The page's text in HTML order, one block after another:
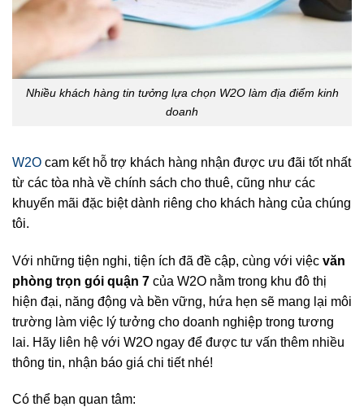
Nhiều khách hàng tin tưởng lựa chọn W2O làm địa điểm kinh
doanh
W2O cam kết hỗ trợ khách hàng nhận được ưu đãi tốt nhất
từ các tòa nhà về chính sách cho thuê, cũng như các
khuyến mãi đặc biệt dành riêng cho khách hàng của chúng
tôi.
Với những tiện nghi, tiện ích đã đề cập, cùng với việc văn
phòng trọn gói quận 7 của W2O nằm trong khu đô thị
hiện đại, năng động và bền vững, hứa hẹn sẽ mang lại môi
trường làm việc lý tưởng cho doanh nghiệp trong tương
lai. Hãy liên hệ với W2O ngay để được tư vấn thêm nhiều
thông tin, nhận báo giá chi tiết nhé!
Có thể bạn quan tâm: